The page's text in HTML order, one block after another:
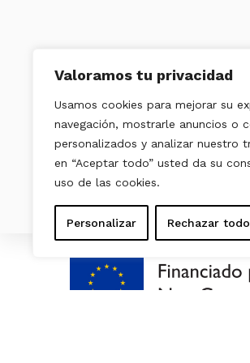
Valoramos tu privacidad
Usamos cookies para mejorar su
navegación, mostrarle anuncios o
personalizados y analizar nuestro
en “Aceptar todo” usted da su
uso de las cookies.
Personalizar Rechazar todo